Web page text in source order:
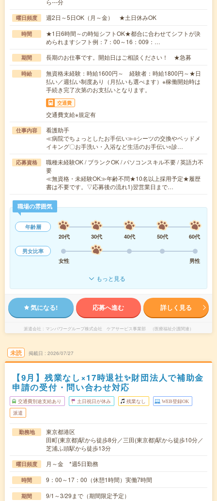
ら---分
曜日頻度 週2日～5日OK（月～金） ★土日休みOK
時間
★1日6時間～の時短シフトOK★都合に合わせてシフトが決
められますシフト例：7：00～16：009：…
期間 長期のお仕事です。開始日はご相談ください！ ★急募
時給
無資格未経験：時給1600円～ 経験者：時給1800円～★日
払い／週払い制度あり（月払いも選べます）※稼働開始時は
手続き完了次第のお支払いとなります。
交通費
交通費支給※規定有
仕事内容
看護助手
≪病院でちょっとしたお手伝い≫○シーツの交換やベッドメ
イキング〇お手洗い・入浴など生活のお手伝い○診…
応募資格
職種未経験OK / ブランクOK / パソコンスキル不要 / 英語力不
要
≪無資格・未経験OK≫年齢不問★10名以上採用予定★履歴
書は不要です。▽応募後の流れ1)翌営業日まで…
職場の雰囲気
年齢層
20代
30代 40代 50代
60代
男女比率
女性
男性
もっと見る
気になる! 応募へ進む 詳しく見る
派遣会社 マンパワーグループ株式会社 ケアサービス事業部 （医療福祉介護関連）
未読 掲載日 2026/07/27
【9月】残業なし×17時退社✨財団法人で補助金
申請の受付・問い合わせ対応
交通費別途支給あり 土日祝日が休み 残業なし WEB登録OK
派遣
勤務地
東京都港区
田町(東京都)駅から徒歩8分／三田(東京都)駅から徒歩10分／
芝浦ふ頭駅から徒歩13分
曜日頻度 月～金 *週5日勤務
時間 9：00～17：00（休憩1時間）実働7時間
期間 9/1～3/29まで（期間限定予定）